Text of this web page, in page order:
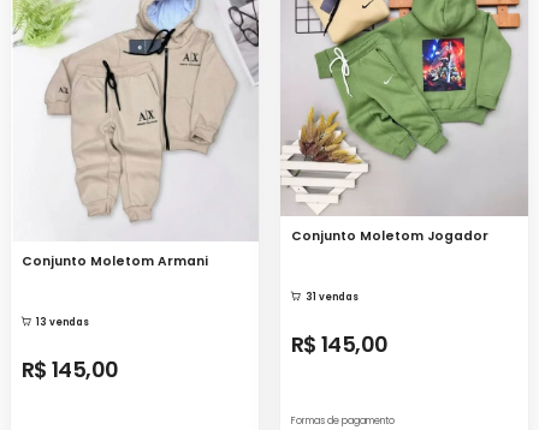
Conjunto Moletom Armani
13 vendas
R$ 145,00
Conjunto Moletom Jogador
31 vendas
R$ 145,00
Formas de pagamento